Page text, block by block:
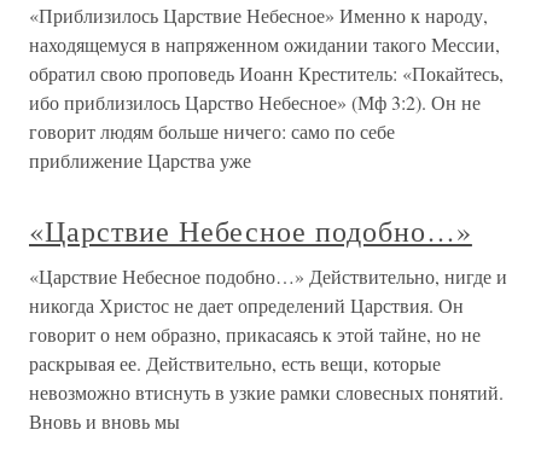
«Приблизилось Царствие Небесное» Именно к народу,
находящемуся в напряженном ожидании такого Мессии,
обратил свою проповедь Иоанн Креститель: «Покайтесь,
ибо приблизилось Царство Небесное» (Мф 3:2). Он не
говорит людям больше ничего: само по себе
приближение Царства уже
«Царствие Небесное подобно…»
«Царствие Небесное подобно…» Действительно, нигде и
никогда Христос не дает определений Царствия. Он
говорит о нем образно, прикасаясь к этой тайне, но не
раскрывая ее. Действительно, есть вещи, которые
невозможно втиснуть в узкие рамки словесных понятий.
Вновь и вновь мы